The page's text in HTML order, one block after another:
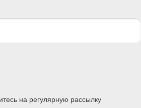
на регулярную рассылку